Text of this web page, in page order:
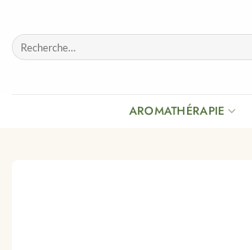
contenu
Recherche
pour :
AROMATHÉRAPIE